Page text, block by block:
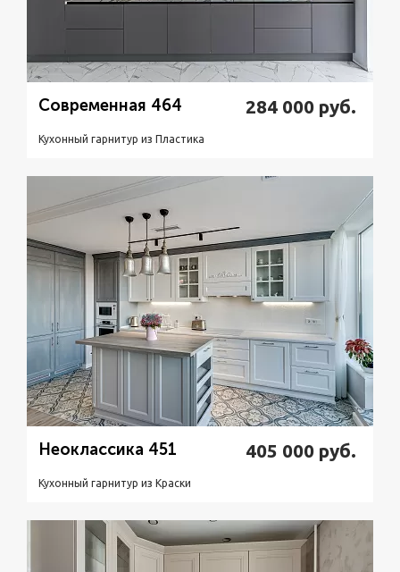
Современная 464 284 000 руб.
Кухонный гарнитур из Пластикa
Подробнее
Неоклассика 451 405 000 руб.
Кухонный гарнитур из Краски
Подробнее Узнать стоимость